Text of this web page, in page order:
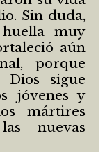
Sin duda,
muy
aún
porque
Dios sigue
jóvenes y
mártires
nuevas